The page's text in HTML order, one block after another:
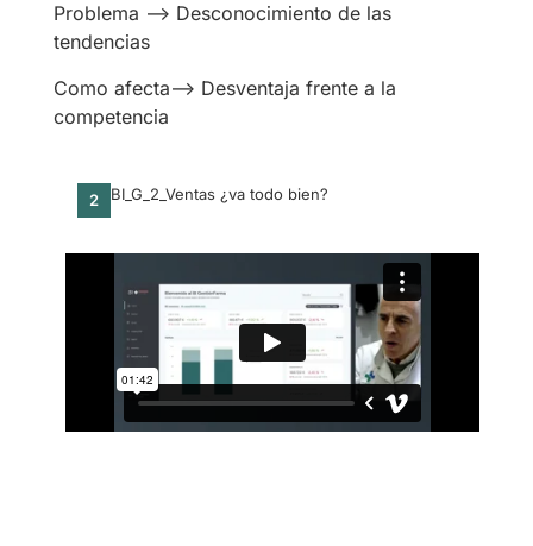
Problema —> Desconocimiento de las
tendencias
Como afecta—> Desventaja frente a la
competencia
2 BI_G_2_Ventas ¿va todo bien?